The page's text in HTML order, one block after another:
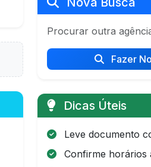
Procurar outra
Fazer
Dicas Úteis
Leve documento
Confirme horários